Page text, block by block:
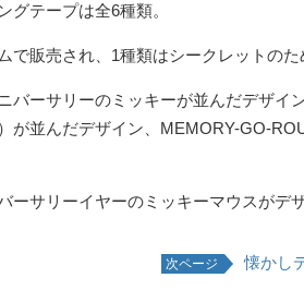
グテープは全6種類。
で販売され、1種類はシークレットの
バーサリーのミッキーが並んだデザイ
が並んだデザイン、MEMORY-GO-
ーサリーイヤーのミッキーマウスがデ
次ページ 懐かし